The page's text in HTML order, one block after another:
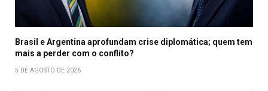
Brasil e Argentina aprofundam crise diplomática; quem tem
mais a perder com o conflito?
5 DE AGOSTO DE 2026